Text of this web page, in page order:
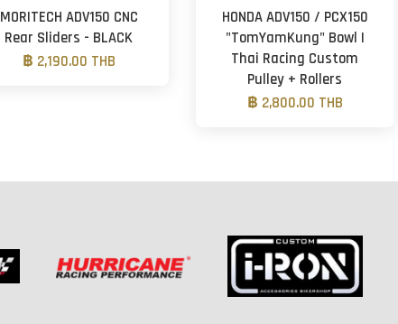
MORITECH ADV150 CNC
Rear Sliders - BLACK
฿ 2,190.00 THB
HONDA ADV150 / PCX150
"TomYamKung" Bowl |
Thai Racing Custom
Pulley + Rollers
฿ 2,800.00 THB